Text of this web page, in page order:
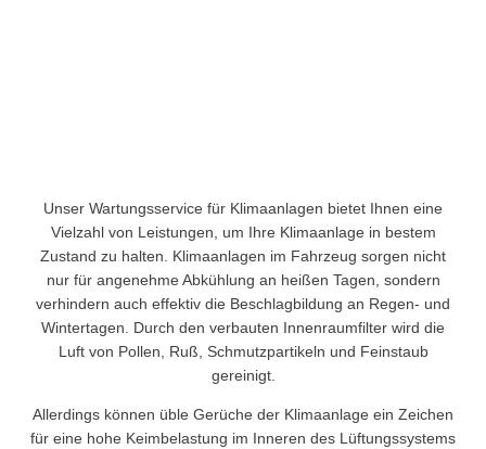
Unser Wartungsservice für Klimaanlagen bietet Ihnen eine
Vielzahl von Leistungen, um Ihre Klimaanlage in bestem
Zustand zu halten. Klimaanlagen im Fahrzeug sorgen nicht
nur für angenehme Abkühlung an heißen Tagen, sondern
verhindern auch effektiv die Beschlagbildung an Regen- und
Wintertagen. Durch den verbauten Innenraumfilter wird die
Luft von Pollen, Ruß, Schmutzpartikeln und Feinstaub
gereinigt.
Allerdings können üble Gerüche der Klimaanlage ein Zeichen
für eine hohe Keimbelastung im Inneren des Lüftungssystems